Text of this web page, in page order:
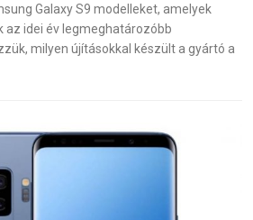
Galaxy S9 modelleket, amelyek
az idei év legmeghatározóbb
milyen újításokkal készült a gyártó a